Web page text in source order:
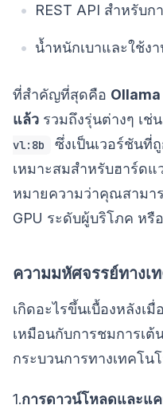
REST API สำหรับ
น้ำหนักเบาและใช้ง
ที่สำคัญที่สุดคือ Ollama
แล้ว รวมถึงรุ่นต่างๆ เช่น
vl:8b
ซึ่งเป็นเวอร์ชันที่
เหมาะสมสำหรับฮาร์ดแ
หมายความว่าคุณสามา
GPU ระดับผู้บริโภค ห
ความมหัศจรรย์ทางเ
เกิดอะไรขึ้นเบื้องหลังเ
เหมือนกับการชมการเต้
กระบวนการทางเทคโน
1.การดาวน์โหลดและแ